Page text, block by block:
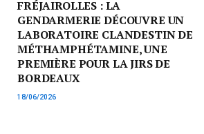
FRÉJAIROLLES : LA
GENDARMERIE DÉCOUVRE UN
LABORATOIRE CLANDESTIN DE
MÉTHAMPHÉTAMINE, UNE
PREMIÈRE POUR LA JIRS DE
BORDEAUX
18/06/2026